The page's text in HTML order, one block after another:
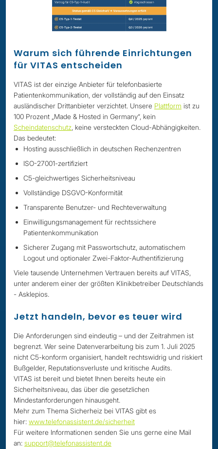
Warum sich führende Einrichtungen
für VITAS entscheiden
VITAS ist der einzige Anbieter für telefonbasierte
Patientenkommunikation, der vollständig auf den Einsatz
ausländischer Drittanbieter verzichtet. Unsere Plattform ist zu
100 Prozent „Made & Hosted in Germany“, kein
Scheindatenschutz, keine versteckten Cloud-Abhängigkeiten.
Das bedeutet:
Hosting ausschließlich in deutschen Rechenzentren
ISO-27001-zertifiziert
C5-gleichwertiges Sicherheitsniveau
Vollständige DSGVO-Konformität
Transparente Benutzer- und Rechteverwaltung
Einwilligungsmanagement für rechtssichere
Patientenkommunikation
Sicherer Zugang mit Passwortschutz, automatischem
Logout und optionaler Zwei-Faktor-Authentifizierung
Viele tausende Unternehmen Vertrauen bereits auf VITAS,
unter anderem einer der größten Klinikbetreiber Deutschlands
- Asklepios.
Jetzt handeln, bevor es teuer wird
Die Anforderungen sind eindeutig – und der Zeitrahmen ist
begrenzt. Wer seine Datenverarbeitung bis zum 1. Juli 2025
nicht C5-konform organisiert, handelt rechtswidrig und riskiert
Bußgelder, Reputationsverluste und kritische Audits.
VITAS ist bereit und bietet Ihnen bereits heute ein
Sicherheitsniveau, das über die gesetzlichen
Mindestanforderungen hinausgeht.
Mehr zum Thema Sicherheiz bei VITAS gibt es
hier: www.telefonassistent.de/sicherheit
Für weitere Informationen senden Sie uns gerne eine Mail
an: support@telefonassistent.de